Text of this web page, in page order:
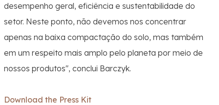
desempenho geral, eficiência e sustentabilidade do
setor. Neste ponto, não devemos nos concentrar
apenas na baixa compactação do solo, mas também
em um respeito mais amplo pelo planeta por meio de
nossos produtos", conclui Barczyk.
Download the Press Kit